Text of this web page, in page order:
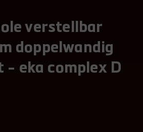
verstellbar
doppelwandig
eka complex D